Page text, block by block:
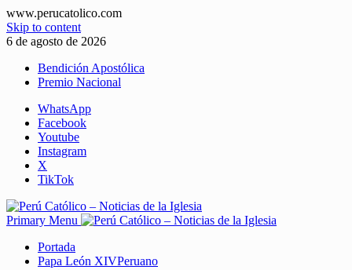
www.perucatolico.com
Skip to content
6 de agosto de 2026
Bendición Apostólica
Premio Nacional
WhatsApp
Facebook
Youtube
Instagram
X
TikTok
Primary Menu
Portada
Papa León XIVPeruano